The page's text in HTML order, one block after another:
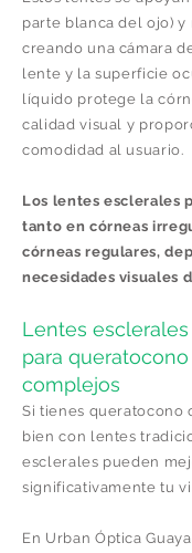
parte blanca del ojo) y
creando una cámara
lente y la superficie
líquido protege la
calidad visual y
comodidad al usuario.
Los lentes esclerales
tanto en córneas
córneas regulares,
necesidades visuales
Lentes
para
complejos
Si tienes queratocono
bien con lentes
esclerales pueden
significativamente tu
En Urban Óptica